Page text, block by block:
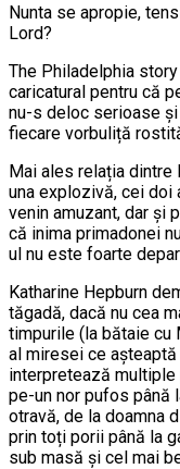
Nunta se apropie,
Lord?
The Philadelphia
caricatural pentru că
nu-s deloc serioase
fiecare vorbuliță
Mai ales relația dintre
una explozivă, cei doi
venin amuzant, dar și
că inima primadonei
ul nu este foarte
Katharine Hepburn
tăgadă, dacă nu cea
timpurile (la bătaie cu
al miresei ce
interpretează
pe-un nor pufos până
otravă, de la doamna
prin toți porii până la
sub masă și cel mai